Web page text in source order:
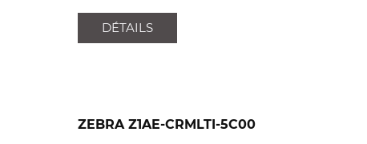
DÉTAILS
ZEBRA Z1AE-CRMLTI-5C00